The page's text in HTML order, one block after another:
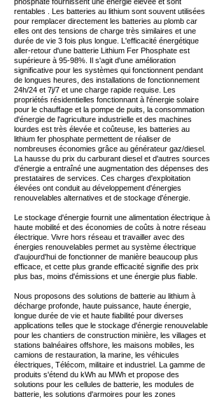
rentables . Les batteries au lithium sont souvent utilisées
pour remplacer directement les batteries au plomb car
elles ont des tensions de charge très similaires et une
durée de vie 3 fois plus longue. L'efficacité énergétique
aller-retour d'une batterie Lithium Fer Phosphate est
supérieure à 95-98%. Il s'agit d'une amélioration
significative pour les systèmes qui fonctionnent pendant
de longues heures, des installations de fonctionnement
24h/24 et 7j/7 et une charge rapide requise. Les
propriétés résidentielles fonctionnant à l'énergie solaire
pour le chauffage et la pompe de puits, la consommation
d'énergie de l'agriculture industrielle et des machines
lourdes est très élevée et coûteuse, les batteries au
lithium fer phosphate permettent de réaliser de
nombreuses économies grâce au générateur gaz/diesel.
La hausse du prix du carburant diesel et d'autres sources
d'énergie a entraîné une augmentation des dépenses des
prestataires de services. Ces charges d'exploitation
élevées ont conduit au développement d'énergies
renouvelables alternatives et de stockage d'énergie.
Le stockage d'énergie fournit une alimentation électrique à
haute mobilité et des économies de coûts à notre réseau
électrique. Vivre hors réseau et travailler avec des
énergies renouvelables permet au système électrique
d'aujourd'hui de fonctionner de manière beaucoup plus
efficace, et cette plus grande efficacité signifie des prix
plus bas, moins d'émissions et une énergie plus fiable.
Nous proposons des solutions de batterie au lithium à
décharge profonde, haute puissance, haute énergie,
longue durée de vie et haute fiabilité pour diverses
applications telles que le stockage d'énergie renouvelable
pour les chantiers de construction minière, les villages et
stations balnéaires offshore, les maisons mobiles, les
camions de restauration, la marine, les véhicules
électriques, Télécom, militaire et industriel. La gamme de
produits s'étend du kWh au MWh et propose des
solutions pour les cellules de batterie, les modules de
batterie, les solutions d'armoires pour les zones